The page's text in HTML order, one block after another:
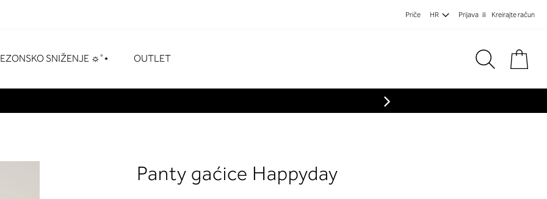
Priče HR Prijava Kreirajte račun
SNIŽENJE ☼˚⋆ OUTLET
Panty gaćice Happyday